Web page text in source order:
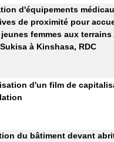
d'équipements
de proximité pour
femmes aux terrains
à Kinshasa, RDC
d'un film de
du bâtiment devant